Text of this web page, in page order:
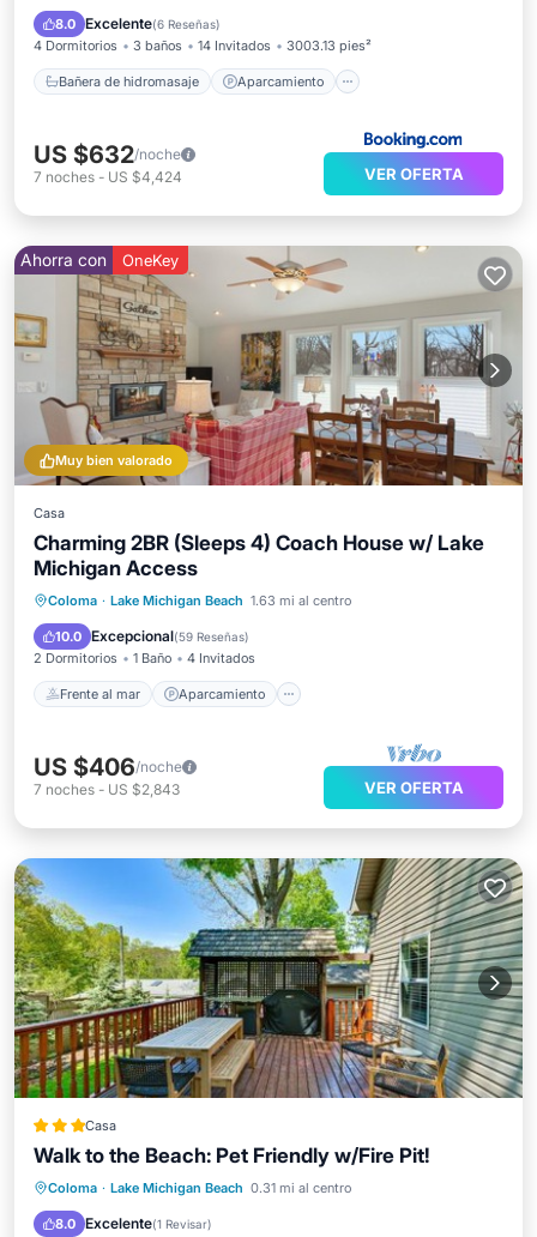
8.0 Excelente(6 Reseñas)
4 Dormitorios 3 baños 14 Invitados 3003.13 pies²
Bañera de hidromasaje Aparcamiento
Aire acondicionado
US $632/noche
7 noches - US $4,424 VER OFERTA
Muy bien valorado
Ahorra con OneKey
Casa
Charming 2BR (Sleeps 4) Coach House w/ Lake
Michigan Access
Coloma · Lake Michigan Beach 1.63 mi al centro
10.0 Excepcional(59 Reseñas)
2 Dormitorios 1 Baño 4 Invitados
Frente al mar Aparcamiento
Frente al mar
Aparcamiento
Vista al mar
US $406/noche
7 noches - US $2,843 VER OFERTA
Casa
Walk to the Beach: Pet Friendly w/Fire Pit!
Coloma · Lake Michigan Beach 0.31 mi al centro
8.0 Excelente(1 Revisar)
Frente al mar
Aparcamiento
Vista al mar